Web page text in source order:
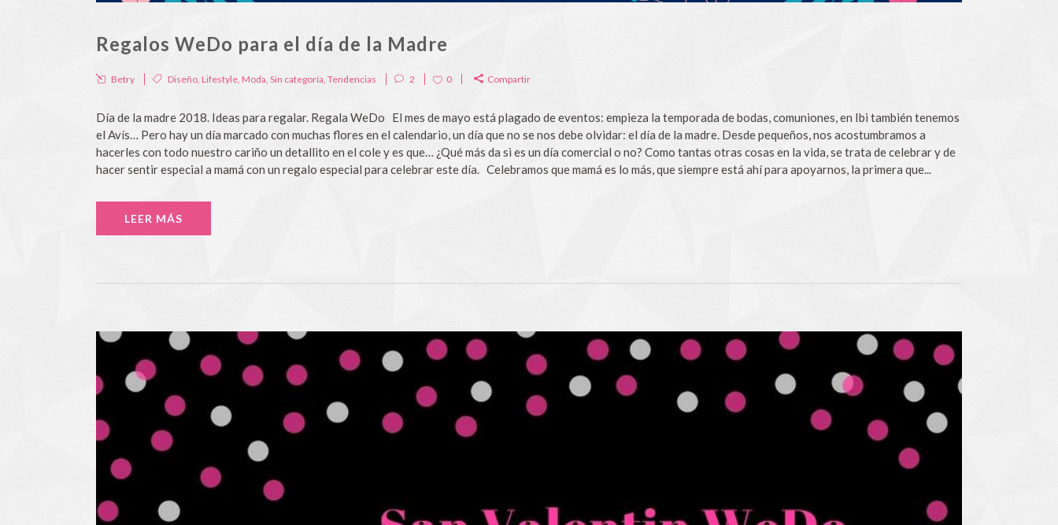
Regalos WeDo para el día de la Madre
Betry Diseño, Lifestyle, Moda, Sin categoría, Tendencias 2 0 Compartir
Día de la madre 2018. Ideas para regalar. Regala WeDo El mes de mayo está plagado de eventos: empieza la temporada de bodas, comuniones, en Ibi también tenemos
el Avís… Pero hay un día marcado con muchas flores en el calendario, un día que no se nos debe olvidar: el día de la madre. Desde pequeños, nos acostumbramos a
hacerles con todo nuestro cariño un detallito en el cole y es que… ¿Qué más da si es un día comercial o no? Como tantas otras cosas en la vida, se trata de celebrar y de
hacer sentir especial a mamá con un regalo especial para celebrar este día. Celebramos que mamá es lo más, que siempre está ahí para apoyarnos, la primera que...
LEER MÁS